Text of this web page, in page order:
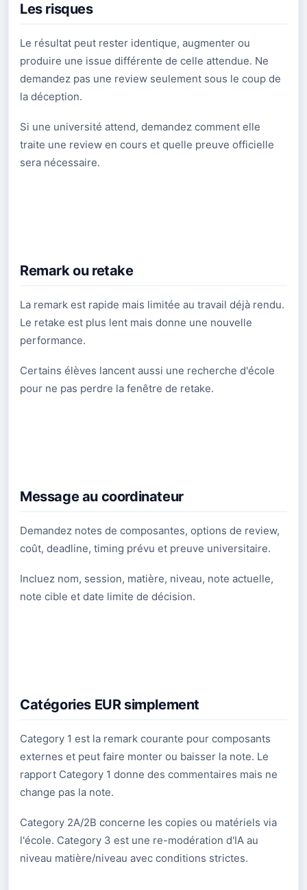
Les risques
Le résultat peut rester identique, augmenter ou
produire une issue différente de celle attendue. Ne
demandez pas une review seulement sous le coup de
la déception.
Si une université attend, demandez comment elle
traite une review en cours et quelle preuve officielle
sera nécessaire.
Remark ou retake
La remark est rapide mais limitée au travail déjà rendu.
Le retake est plus lent mais donne une nouvelle
performance.
Certains élèves lancent aussi une recherche d'école
pour ne pas perdre la fenêtre de retake.
Message au coordinateur
Demandez notes de composantes, options de review,
coût, deadline, timing prévu et preuve universitaire.
Incluez nom, session, matière, niveau, note actuelle,
note cible et date limite de décision.
Catégories EUR simplement
Category 1 est la remark courante pour composants
externes et peut faire monter ou baisser la note. Le
rapport Category 1 donne des commentaires mais ne
change pas la note.
Category 2A/2B concerne les copies ou matériels via
l'école. Category 3 est une re-modération d'IA au
niveau matière/niveau avec conditions strictes.